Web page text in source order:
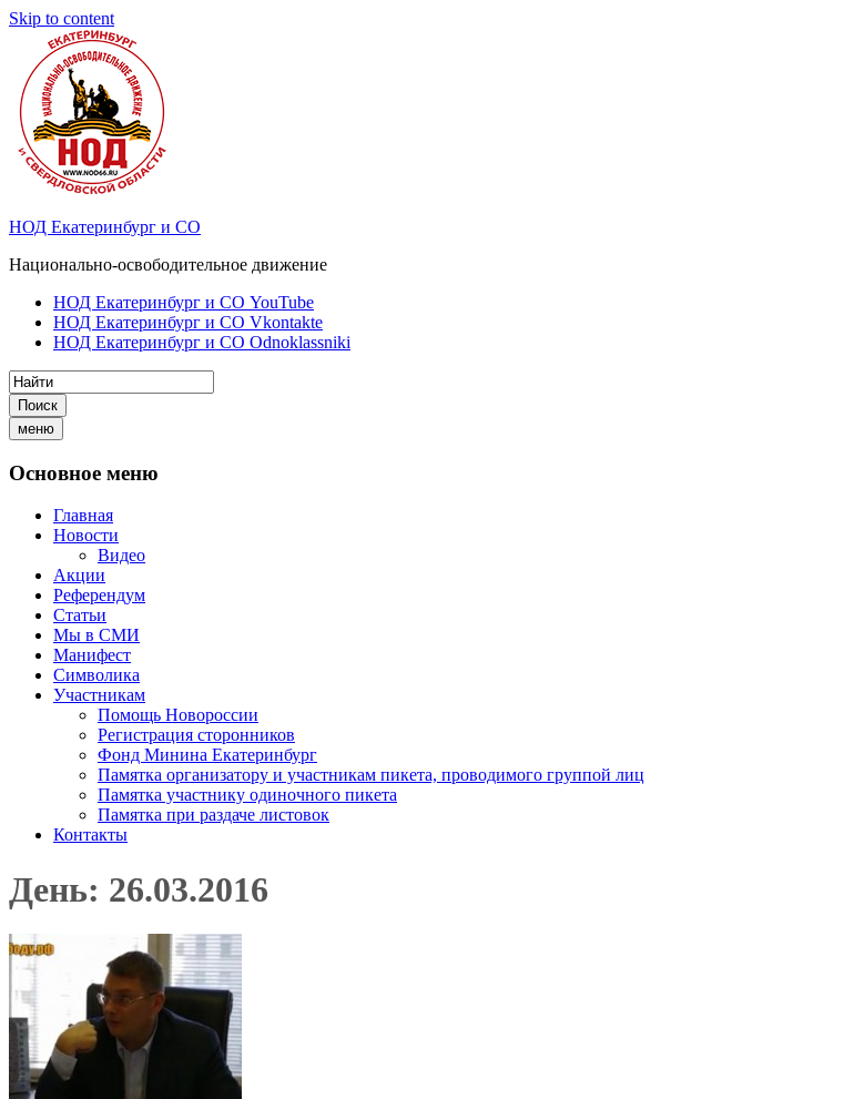
Skip to content
НОД Екатеринбург и СО
Национально-освободительное движение
НОД Екатеринбург и СО YouTube
НОД Екатеринбург и СО Vkontakte
НОД Екатеринбург и СО Odnoklassniki
Поиск
меню
Основное меню
Главная
Новости
Видео
Акции
Референдум
Статьи
Мы в СМИ
Манифест
Символика
Участникам
Помощь Новороссии
Регистрация сторонников
Фонд Минина Екатеринбург
Памятка организатору и участникам пикета, проводимого группой лиц
Памятка участнику одиночного пикета
Памятка при раздаче листовок
Контакты
День: 26.03.2016